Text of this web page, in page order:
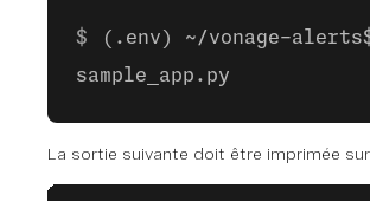
(.env) ~/vonage-
sample_app.py
La sortie suivante doit être imprimée